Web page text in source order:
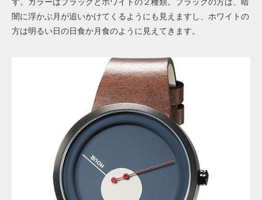
闇に浮かぶ月が追いかけてくるようにも見えますし、ホワイトの
方は明るい日の日食か月食のように見えてきます。